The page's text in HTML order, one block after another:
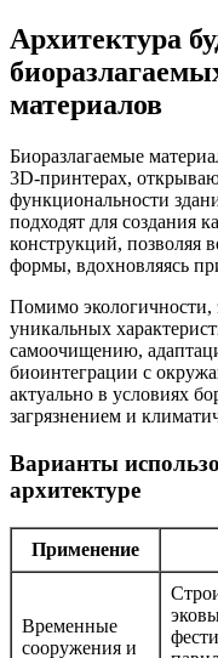
Архитектура
материалов
Биоразлагаемые
3D-принтерах,
функциональности
подходят для создания
конструкций, позволяя
формы, вдохновляясь
Помимо экологичности,
уникальных
самоочищению,
биоинтеграции с
актуально в условиях
загрязнением и
Варианты
архитектуре
Применение
Временные
сооружения и